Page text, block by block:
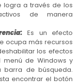
logra a través de los
de manera
Es un efecto
ocupa más recursos
los efectos
de Windows y
barra de búsqueda.
encontrar el botón